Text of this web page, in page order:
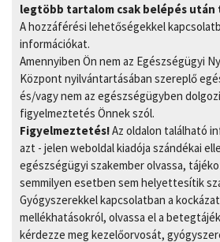
legtöbb tartalom csak belépés
A hozzáférési lehetőségekkel
információkat.
Amennyiben Ön nem az Egészségügyi
Központ nyilvántartásában szereplő
és/vagy nem az egészségügyben
figyelmeztetés Önnek szól.
Figyelmeztetés!Az oldalon található
azt - jelen weboldal kiadója szándékai
egészségügyi szakember olvassa,
semmilyen esetben sem helyettesítik
Gyógyszerekkel kapcsolatban a
mellékhatásokról, olvassa el a
kérdezze meg kezelőorvosát,